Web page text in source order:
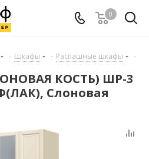
0
- Шкафы - Распашные шкафы -
КОСТЬ) ШР-3
Слоновая